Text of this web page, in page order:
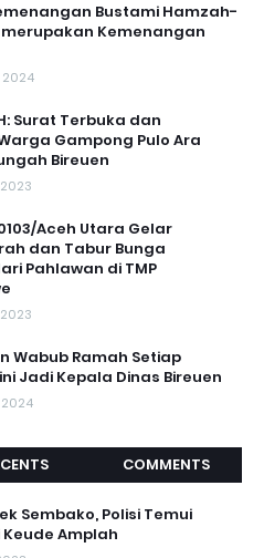
Bustami Hamzah-
merupakan Kemenangan
2024
Surat Terbuka dan
Gampong Pulo Ara
Bireuen
Aceh Utara Gelar
dan Tabur Bunga
Pahlawan di TMP
Wabub Ramah Setiap
Jadi Kepala Dinas Bireuen
2024
COMMENTS
Sembako, Polisi Temui
Amplah